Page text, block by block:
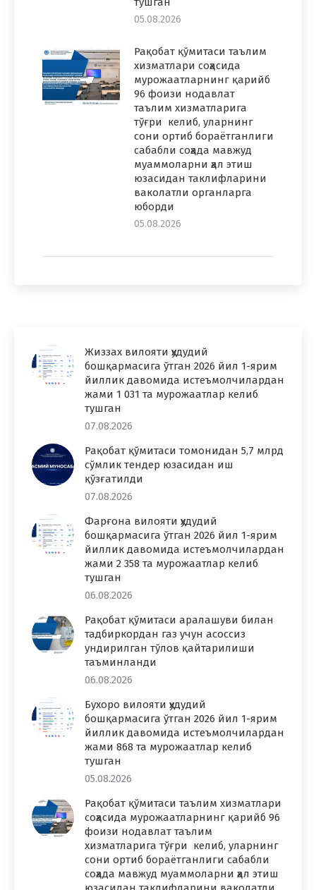
05.08.2026
Рақобат қўмитаси таълим
хизматлари соҳасида
мурожаатларнинг қарийб
96 фоизи нодавлат
таълим хизматларига
тўғри келиб, уларнинг
сони ортиб бораётганлиги
сабабли соҳада мавжуд
муаммоларни ҳал этиш
юзасидан таклифларини
ваколатли органларга
юборди
05.08.2026
Жиззах вилояти ҳудудий
бошқармасига ўтган 2026 йил 1-ярим
йиллик давомида истеъмолчилардан
жами 1 031 та мурожаатлар келиб
тушган
07.08.2026
Рақобат қўмитаси томонидан 5,7 млрд
сўмлик тендер юзасидан иш
қўзғатилди
07.08.2026
Фарғона вилояти ҳудудий
бошқармасига ўтган 2026 йил 1-ярим
йиллик давомида истеъмолчилардан
жами 2 358 та мурожаатлар келиб
тушган
06.08.2026
Рақобат қўмитаси аралашуви билан
тадбиркордан газ учун асоссиз
ундирилган тўлов қайтарилиши
таъминланди
06.08.2026
Бухоро вилояти ҳудудий
бошқармасига ўтган 2026 йил 1-ярим
йиллик давомида истеъмолчилардан
жами 868 та мурожаатлар келиб
тушган
05.08.2026
Рақобат қўмитаси таълим хизматлари
соҳасида мурожаатларнинг қарийб 96
фоизи нодавлат таълим
хизматларига тўғри келиб, уларнинг
сони ортиб бораётганлиги сабабли
соҳада мавжуд муаммоларни ҳал этиш